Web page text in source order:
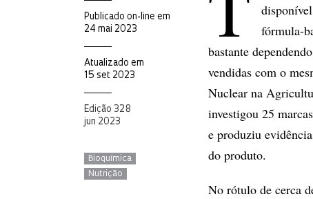
Publicado on-line em
24 mai 2023
Atualizado em
15 set 2023
Edição 328
jun 2023
Bioquímica
Nutrição
fórmula-
bastante
vendidas com o
Nuclear na
investigou 25
e produziu
do produto.
No rótulo de cerca